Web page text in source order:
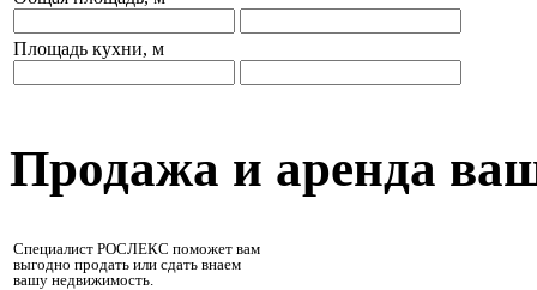
Площадь кухни, м
Продажа и аренда
Специалист РОСЛЕКС поможет вам
выгодно продать или сдать внаем
вашу недвижимость.